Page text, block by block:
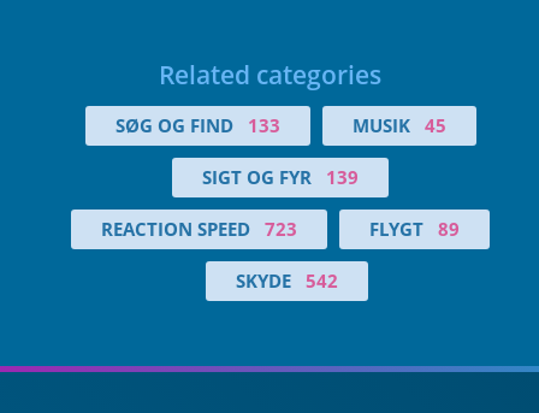
Related categories
SØG OG FIND 133 MUSIK 45
SIGT OG FYR 139
REACTION SPEED 723 FLYGT 89
SKYDE 542